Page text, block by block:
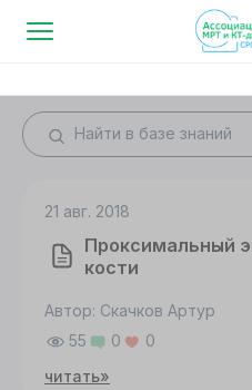
21 авг. 2018
Проксимальный
кости
Автор: Скачков Артур
55
0
0
читать»